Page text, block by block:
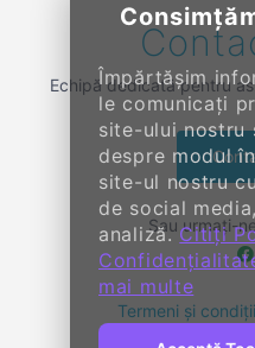
Împărtășim
le comunicați
site-ului nostru
despre modul
site-ul nostru
de social
analiză.Citiți
mai multe
Echipă dedicată pentru
Sau urmați-
Termeni și condiții